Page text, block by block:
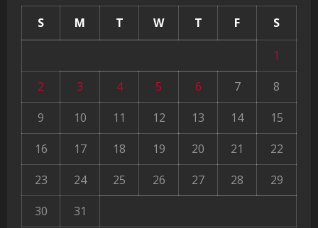
S M T W T F S
1
2
3 4 5 6 7
8
9
10 11 12 13 14
15
16
17 18 19 20 21
22
23
24 25 26 27 28
29
30
31